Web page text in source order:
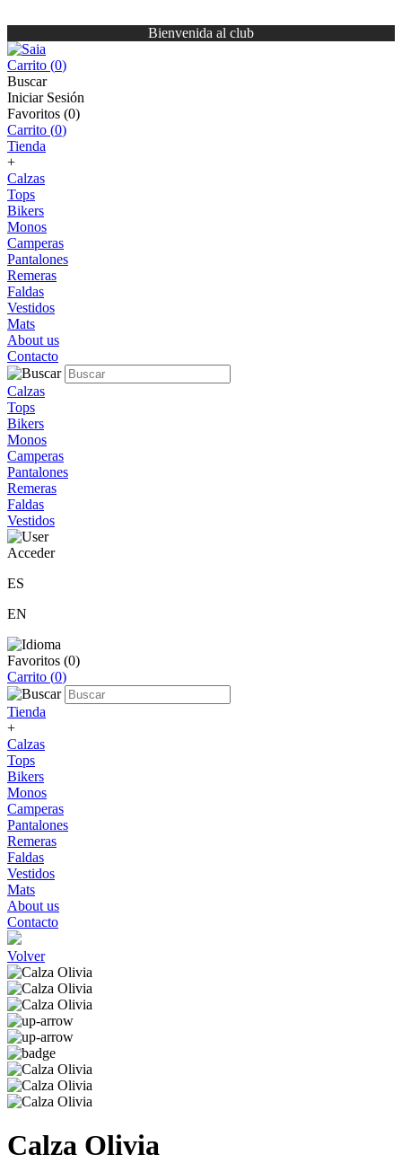
Bienvenida al club
Carrito (0)
Buscar
Iniciar Sesión
Favoritos (0)
Carrito (0)
Tienda
+
Calzas
Tops
Bikers
Monos
Camperas
Pantalones
Remeras
Faldas
Vestidos
Mats
About us
Contacto
Calzas
Tops
Bikers
Monos
Camperas
Pantalones
Remeras
Faldas
Vestidos
Acceder
ES
EN
Favoritos (0)
Carrito (0)
Tienda
+
Calzas
Tops
Bikers
Monos
Camperas
Pantalones
Remeras
Faldas
Vestidos
Mats
About us
Contacto
Volver
Calza Olivia